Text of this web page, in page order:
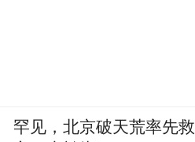
罕见，北京破天荒率先救